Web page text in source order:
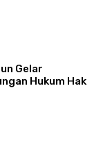
Gelar
Hukum Hak